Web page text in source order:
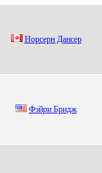
Ноpcepн Дaнcep
Фэйри Бридж